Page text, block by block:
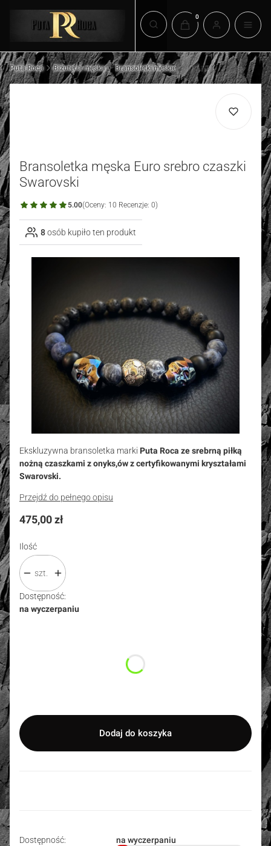
Otwórz wyszukiwarkę
Produkty w koszyku:
Puta Roca Biżuteria męska Bransoletki męskie
Bransoletka męska Euro srebro czaszki
Swarovski
5.00(Oceny: 10 Recenzje: 0)
8osób kupiło ten produkt
Ekskluzywna bransoletka marki Puta Roca ze srebrną piłką
nożną czaszkami z onyks,ów z certyfikowanymi kryształami
Swarovski.
Przejdź do pełnego opisu
Cena
475,00 zł
Ilość
szt.
Dostępność:
na wyczerpaniu
Dodaj do koszyka
Dostępność: na wyczerpaniu